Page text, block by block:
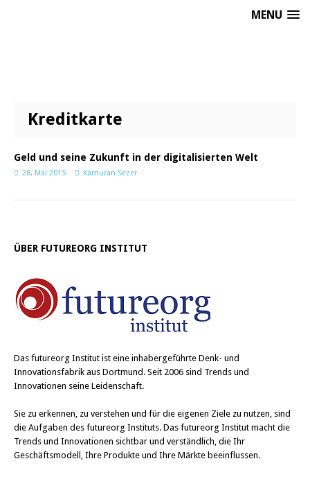
MENU
Kreditkarte
Geld und seine Zukunft in der digitalisierten Welt
28. Mai 2015 Kamuran Sezer
ÜBER FUTUREORG INSTITUT
Das futureorg Institut ist eine inhabergeführte Denk- und
Innovationsfabrik aus Dortmund. Seit 2006 sind Trends und
Innovationen seine Leidenschaft.
Sie zu erkennen, zu verstehen und für die eigenen Ziele zu nutzen, sind
die Aufgaben des futureorg Instituts. Das futureorg Institut macht die
Trends und Innovationen sichtbar und verständlich, die Ihr
Geschäftsmodell, Ihre Produkte und Ihre Märkte beeinflussen.